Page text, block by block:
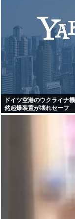
ドイツ空港のウクライ
然起爆装置が壊れセーフ